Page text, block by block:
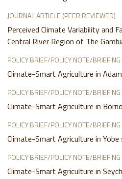
JOURNAL ARTICLE (PEER REVIEWED)
Perceived Climate Variability and
Central River Region of The
POLICY BRIEF/POLICY NOTE/BRIEFING
Climate-Smart Agriculture in
POLICY BRIEF/POLICY NOTE/BRIEFING
Climate-Smart Agriculture in
POLICY BRIEF/POLICY NOTE/BRIEFING
Climate-Smart Agriculture in
POLICY BRIEF/POLICY NOTE/BRIEFING
Climate-Smart Agriculture in